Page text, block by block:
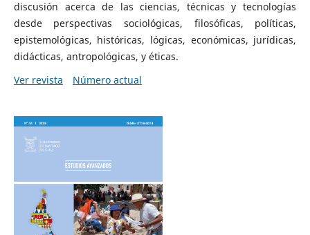
discusión acerca de las ciencias, técnicas y tecnologías
desde perspectivas sociológicas, filosóficas, políticas,
epistemológicas, históricas, lógicas, económicas, jurídicas,
didácticas, antropológicas, y éticas.
Ver revista
Número actual